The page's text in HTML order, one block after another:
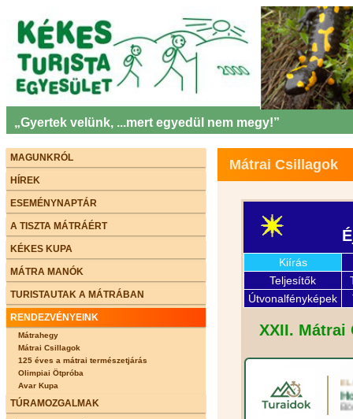
„Gyertek velünk, ...mert egyedül nem megy!”
MAGUNKRÓL
HÍREK
ESEMÉNYNAPTÁR
A TISZTA MÁTRÁÉRT
KÉKES KUPA
MÁTRA MANÓK
TURISTAUTAK A MÁTRÁBAN
RENDEZVÉNYEINK
Mátrahegy
Mátrai Csillagok
125 éves a mátrai természetjárás
Olimpiai Ötpróba
Avar Kupa
TÚRAMOZGALMAK
Mátrai Csillagok